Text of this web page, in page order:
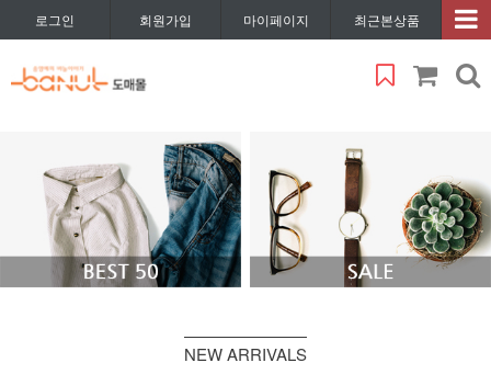
로그인 회원가입 마이페이지 최근본상품
NEW ARRIVALS